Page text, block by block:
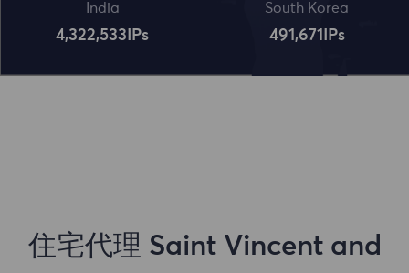
India
4,322,534 IPs
South Korea
491,672 IPs
住宅代理 Saint Vincent and